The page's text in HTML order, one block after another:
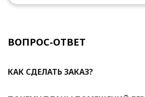
ВОПРОС-ОТВЕТ
КАК СДЕЛАТЬ ЗАКАЗ?